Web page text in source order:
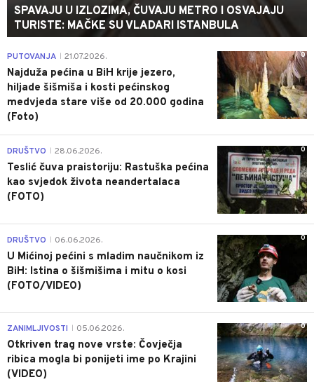
SPAVAJU U IZLOZIMA, ČUVAJU METRO I OSVAJAJU
TURISTE: MAČKE SU VLADARI ISTANBULA
0
PUTOVANJA 21.07.2026.
Najduža pećina u BiH krije jezero,
hiljade šišmiša i kosti pećinskog
medvjeda stare više od 20.000 godina
(Foto)
0
DRUŠTVO 28.06.2026.
Teslić čuva praistoriju: Rastuška pećina
kao svjedok života neandertalaca
(FOTO)
0
DRUŠTVO 06.06.2026.
U Mićinoj pećini s mladim naučnikom iz
BiH: Istina o šišmišima i mitu o kosi
(FOTO/VIDEO)
0
ZANIMLJIVOSTI 05.06.2026.
Otkriven trag nove vrste: Čovječja
ribica mogla bi ponijeti ime po Krajini
(VIDEO)